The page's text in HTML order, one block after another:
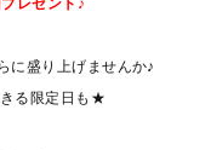
に盛り上げませんか♪
る限定日も★